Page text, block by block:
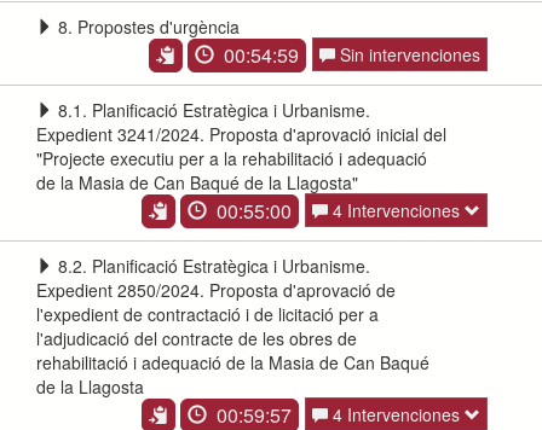
8. Propostes d'urgència
00:54:59 Sin intervenciones
8.1. Planificació Estratègica i Urbanisme.
Expedient 3241/2024. Proposta d'aprovació inicial del
"Projecte executiu per a la rehabilitació i adequació
de la Masia de Can Baqué de la Llagosta"
00:55:00 4 Intervenciones
8.2. Planificació Estratègica i Urbanisme.
Expedient 2850/2024. Proposta d'aprovació de
l'expedient de contractació i de licitació per a
l'adjudicació del contracte de les obres de
rehabilitació i adequació de la Masia de Can Baqué
de la Llagosta
00:59:57 4 Intervenciones